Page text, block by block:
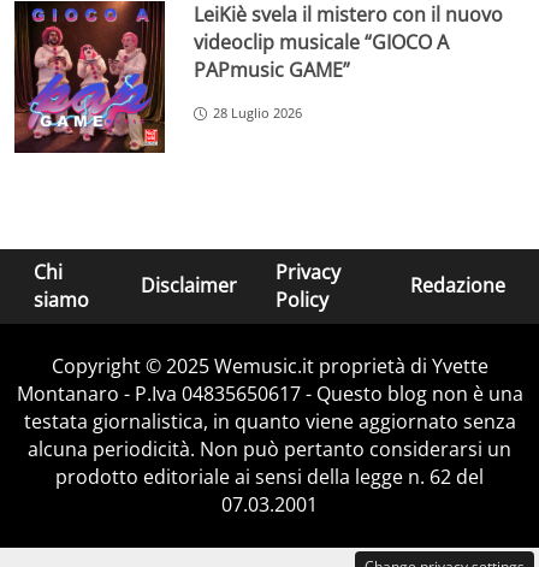
LeiKiè svela il mistero con il nuovo
videoclip musicale “GIOCO A
PAPmusic GAME”
28 Luglio 2026
Chi
siamo
Disclaimer
Privacy
Policy
Redazione
Copyright © 2025 Wemusic.it proprietà di Yvette
Montanaro - P.Iva 04835650617 - Questo blog non è una
testata giornalistica, in quanto viene aggiornato senza
alcuna periodicità. Non può pertanto considerarsi un
prodotto editoriale ai sensi della legge n. 62 del
07.03.2001